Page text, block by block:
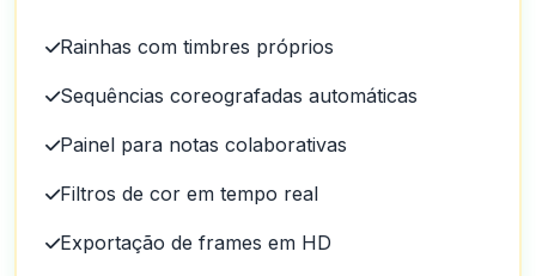
Rainhas com timbres próprios
Sequências coreografadas automáticas
Painel para notas colaborativas
Filtros de cor em tempo real
Exportação de frames em HD